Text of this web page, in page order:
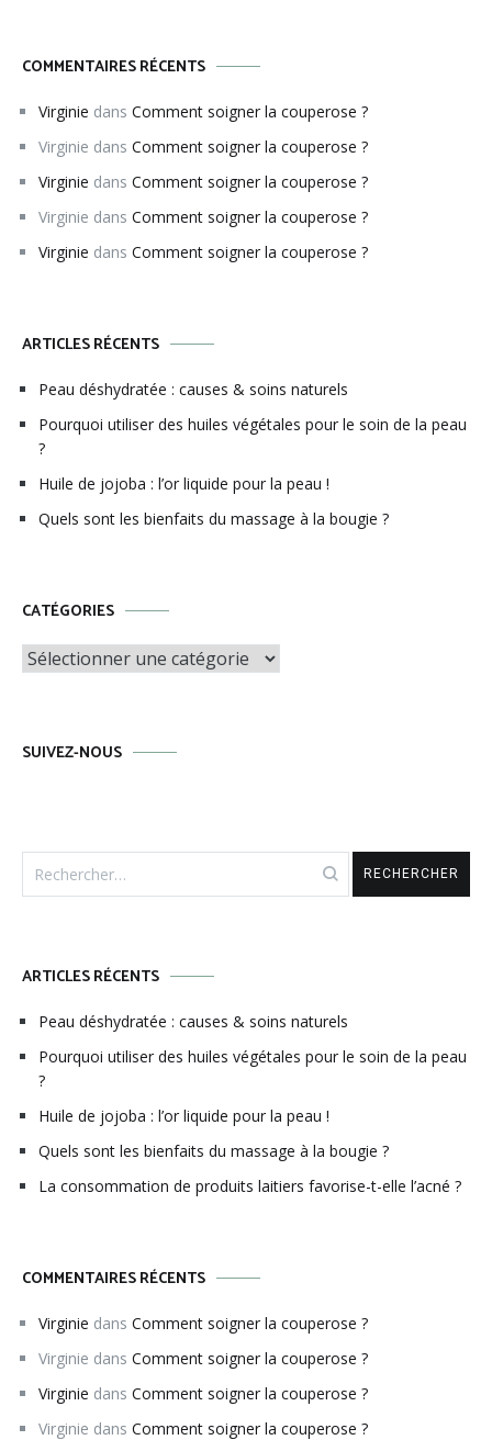
COMMENTAIRES RÉCENTS
Virginie dans Comment soigner la couperose ?
Virginie dans Comment soigner la couperose ?
Virginie dans Comment soigner la couperose ?
Virginie dans Comment soigner la couperose ?
Virginie dans Comment soigner la couperose ?
ARTICLES RÉCENTS
Peau déshydratée : causes & soins naturels
Pourquoi utiliser des huiles végétales pour le soin de la peau
?
Huile de jojoba : l’or liquide pour la peau !
Quels sont les bienfaits du massage à la bougie ?
CATÉGORIES
Catégories
SUIVEZ-NOUS
Rechercher :
ARTICLES RÉCENTS
Peau déshydratée : causes & soins naturels
Pourquoi utiliser des huiles végétales pour le soin de la peau
?
Huile de jojoba : l’or liquide pour la peau !
Quels sont les bienfaits du massage à la bougie ?
La consommation de produits laitiers favorise-t-elle l’acné ?
COMMENTAIRES RÉCENTS
Virginie dans Comment soigner la couperose ?
Virginie dans Comment soigner la couperose ?
Virginie dans Comment soigner la couperose ?
Virginie dans Comment soigner la couperose ?